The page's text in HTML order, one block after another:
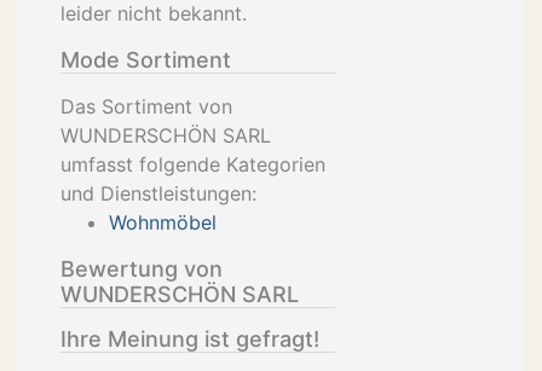
leider nicht bekannt.
Mode Sortiment
Das Sortiment von
WUNDERSCHÖN SARL
umfasst folgende Kategorien
und Dienstleistungen:
Wohnmöbel
Bewertung von
WUNDERSCHÖN SARL
Ihre Meinung ist gefragt!